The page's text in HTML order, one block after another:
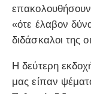
«ότε έλαβον
διδάσκαλοι της
Η δεύτερη
μας είπαν